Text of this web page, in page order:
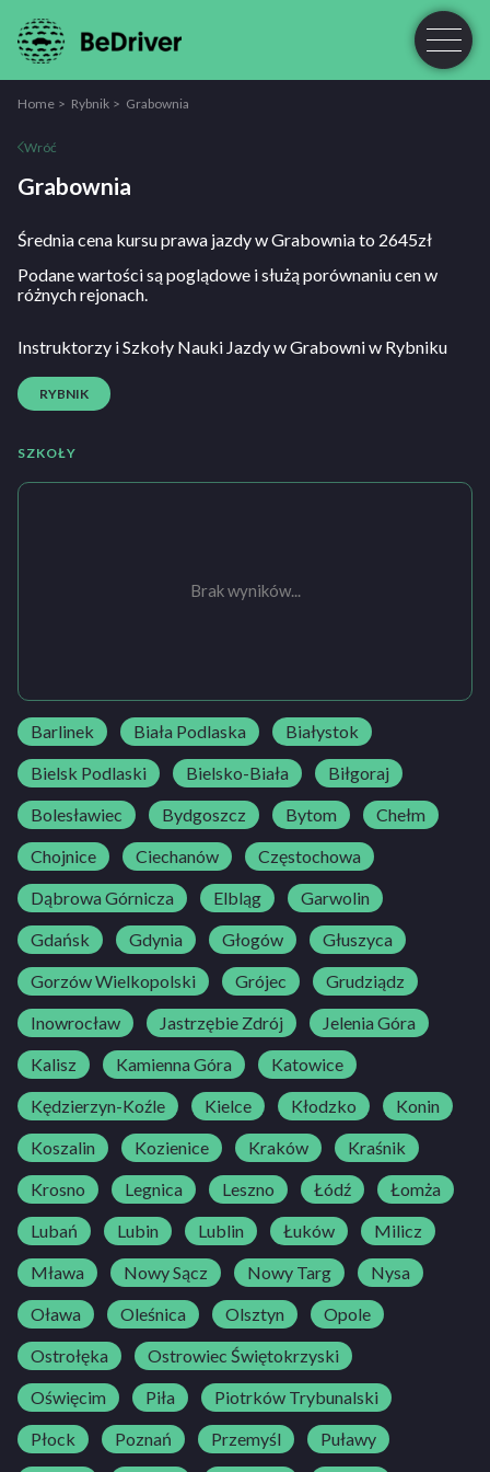
Home Rybnik Grabownia
Wróć
Grabownia
Średnia cena kursu prawa jazdy w Grabownia to 2645zł
Podane wartości są poglądowe i służą porównaniu cen w
różnych rejonach.
Instruktorzy i Szkoły Nauki Jazdy w Grabowni w Rybniku
RYBNIK
SZKOŁY
Brak wyników...
Barlinek Biała Podlaska
Białystok
Bielsk Podlaski
Bielsko-Biała
Biłgoraj
Bolesławiec
Bydgoszcz Bytom
Chełm
Chojnice
Ciechanów
Częstochowa
Dąbrowa Górnicza
Elbląg
Garwolin
Gdańsk
Gdynia Głogów
Głuszyca
Gorzów Wielkopolski
Grójec
Grudziądz
Inowrocław
Jastrzębie Zdrój
Jelenia Góra
Kalisz
Kamienna Góra
Katowice
Kędzierzyn-Koźle
Kielce Kłodzko
Konin
Koszalin
Kozienice Kraków
Kraśnik
Krosno
Legnica Leszno Łódź
Łomża
Lubań
Lubin Lublin Łuków
Milicz
Mława
Nowy Sącz Nowy Targ
Nysa
Oława
Oleśnica Olsztyn
Opole
Ostrołęka
Ostrowiec Świętokrzyski
Oświęcim
Piła
Piotrków Trybunalski
Płock
Poznań Przemyśl
Puławy